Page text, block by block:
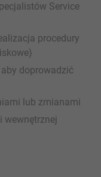
Service
procedury
doprowadzić
lub zmianami
wewnętrznej